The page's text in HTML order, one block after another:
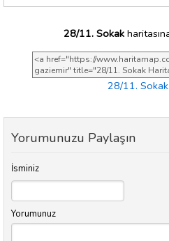
28/11. Sokak
28/11. Sokak
Yorumunuzu Paylaşın
İsminiz
Yorumunuz